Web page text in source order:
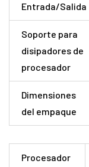
Entrada/Salida
Soporte para
disipadores de
procesador
Dimensiones
del empaque
Procesador